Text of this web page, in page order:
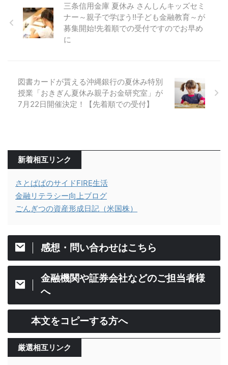
三条信用金庫 夏休み さんしんキッズセミ
ナー～親子で学ぼう!!子ども金融教育～が
募集開始!先着順での受付ですのでお早め
に
図書カードが貰える沖縄銀行の夏休み特別
授業「おきぎん夏休み親子お金研究室」が
7月22日開催決定！【先着順での受付】
新着相互リンク
さとぱぱのサイドFIRE生活
金融リテラシー向上ブログ
ごんぎつの資産形成日記（米国株）
感想・問い合わせはこちら
金融機関や証券会社などのご担当者様
へ
本文をコピーする方へ
厳選相互リンク